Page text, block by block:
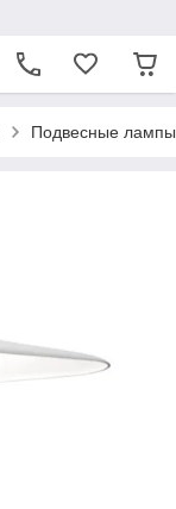
Подвесные лампы